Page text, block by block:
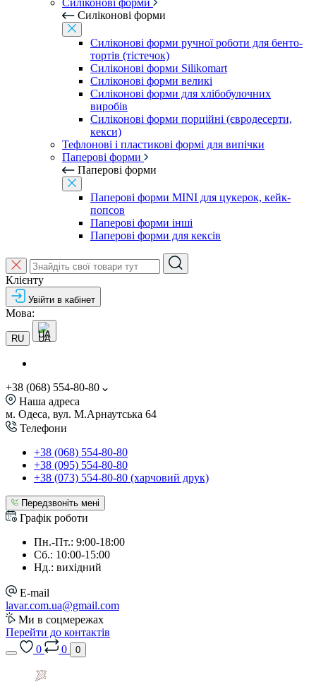
Силіконові форми
Силіконові форми
Силіконові форми ручної роботи для бенто-
тортів (тістечок)
Силіконові форми Silikomart
Силіконові форми великі
Силіконові форми для хлібобулочних
виробів
Силіконові форми порційні (євродесерти,
кекси)
Тефлонові і пластикові формі для випічки
Паперові форми
Паперові форми
Паперові форми MINI для цукерок, кейк-
попсов
Паперові форми інші
Паперові форми для кексів
Клієнту
Увійти в кабінет
Мова:
RU UA
+38 (068) 554-80-80
Наша адреса
м. Одеса, вул. М.Арнаутська 64
Телефони
+38 (068) 554-80-80
+38 (095) 554-80-80
+38 (073) 554-80-80 (харчовий друк)
Передзвоніть мені
Графік роботи
Пн.-Пт.: 9:00-18:00
Сб.: 10:00-15:00
Нд.: вихідний
E-mail
lavar.com.ua@gmail.com
Ми в соцмережах
Перейти до контактів
0
0 0